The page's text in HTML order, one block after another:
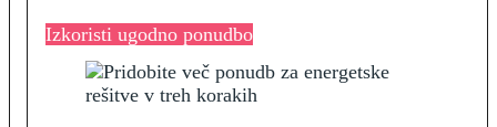
Izkoristi ugodno ponudbo